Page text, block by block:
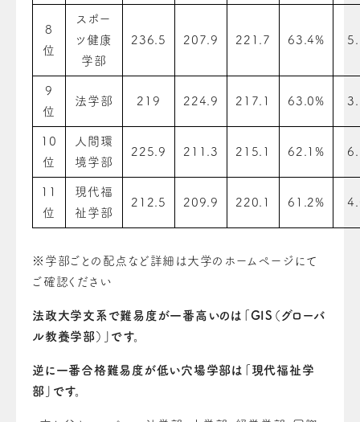
8
位
スポー
ツ健康
学部
236.5 207.9 221.7 63.4%
9
位
法学部 219 224.9 217.1 63.0%
10
位
人間環
境学部
225.9 211.3 215.1 62.1%
11
位
現代福
祉学部
212.5 209.9 220.1 61.2%
※学部ごとの配点など詳細は大学のホームページにて
ご確認ください
法政大学文系で難易度が一番高いのは「GIS（グローバ
ル教養学部）」です。
逆に一番合格難易度が低い穴場学部は「現代福祉学
部」です。